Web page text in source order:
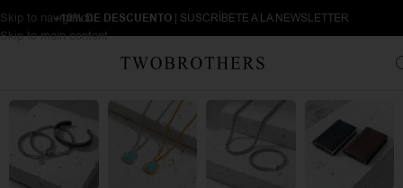
Skip to navigation
Skip to main content
+10% DE DESCUENTO | SUSCRÍBETE A LA NEWSLETTER